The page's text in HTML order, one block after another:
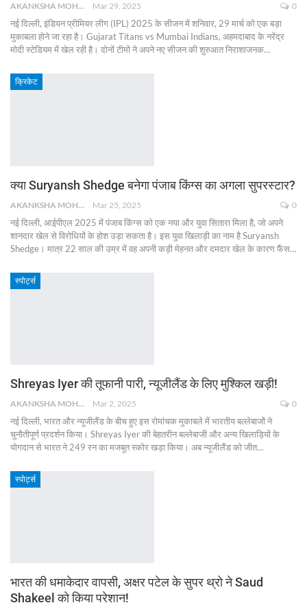
AKANKSHA MOHAN Mar 29, 2025 0
नई दिल्ली, इंडियन प्रीमियर लीग (IPL) 2025 के सीजन में शनिवार, 29 मार्च को एक बड़ा
मुकाबला होने जा रहा है। Gujarat Titans vs Mumbai Indians, अहमदाबाद के नरेंद्र
मोदी स्टेडियम में खेल रही है। दोनों टीमों ने अपने नए सीजन की शुरुआत निराशाजनक…
क्रिकेट
क्या Suryansh Shedge बनेगा पंजाब किंग्स का अगला सुपरस्टार?
AKANKSHA MOHAN Mar 25, 2025 0
नई दिल्ली, आईपीएल 2025 में पंजाब किंग्स को एक नया और युवा सितारा मिला है, जो अपने
शानदार खेल से विरोधियों के होश उड़ा सकता है। इस युवा खिलाड़ी का नाम है Suryansh
Shedge। मात्र 22 साल की उम्र में वह अपनी कड़ी मेहनत और दमदार खेल के कारण फैंस…
स्पोर्ट्स
Shreyas Iyer की तूफानी पारी, न्यूजीलैंड के लिए मुश्किल खड़ी!
AKANKSHA MOHAN Mar 2, 2025 0
नई दिल्ली, भारत और न्यूजीलैंड के बीच हुए इस रोमांचक मुकाबले में भारतीय बल्लेबाजों ने
चुनौतीपूर्ण प्रदर्शन किया। Shreyas Iyer की बेहतरीन बल्लेबाजी और अन्य खिलाड़ियों के
योगदान से भारत ने 249 रन का मजबूत स्कोर खड़ा किया। अब न्यूजीलैंड को जीत…
स्पोर्ट्स
भारत की धमाकेदार वापसी, अक्षर पटेल के सुपर थ्रो ने Saud
Shakeel को किया परेशान!